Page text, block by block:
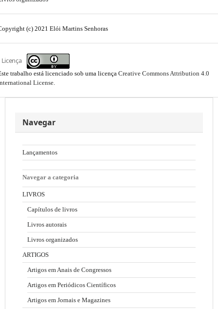
(c) 2021 Elói Martins Senhoras
Licença
trabalho está licenciado sob uma licença Creative Commons Attribution 4.0
License.
Navegar
Lançamentos
Navegar a categoria
LIVROS
Capítulos de livros
Livros autorais
Livros organizados
ARTIGOS
Artigos em Anais de Congressos
Artigos em Periódicos Científicos
Artigos em Jornais e Magazines